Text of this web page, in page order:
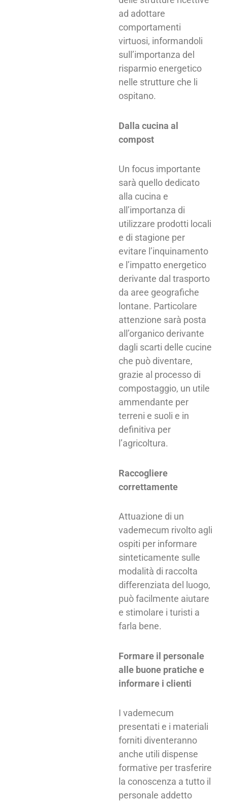
ad adottare
comportamenti
virtuosi, informandoli
sull’importanza del
risparmio energetico
nelle strutture che li
ospitano.
Dalla cucina al
compost
Un focus importante
sarà quello dedicato
alla cucina e
all’importanza di
utilizzare prodotti locali
e di stagione per
evitare l’inquinamento
e l’impatto energetico
derivante dal trasporto
da aree geografiche
lontane. Particolare
attenzione sarà posta
all’organico derivante
dagli scarti delle cucine
che può diventare,
grazie al processo di
compostaggio, un utile
ammendante per
terreni e suoli e in
definitiva per
l’agricoltura.
Raccogliere
correttamente
Attuazione di un
vademecum rivolto agli
ospiti per informare
sinteticamente sulle
modalità di raccolta
differenziata del luogo,
può facilmente aiutare
e stimolare i turisti a
farla bene.
Formare il personale
alle buone pratiche e
informare i clienti
I vademecum
presentati e i materiali
forniti diventeranno
anche utili dispense
formative per trasferire
la conoscenza a tutto il
personale addetto